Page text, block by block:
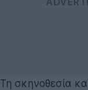
Τη σκηνοθεσία